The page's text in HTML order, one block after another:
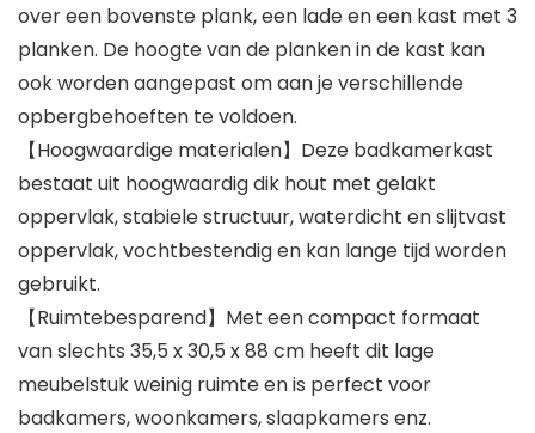
over een bovenste plank, een lade en een kast met 3
planken. De hoogte van de planken in de kast kan
ook worden aangepast om aan je verschillende
opbergbehoeften te voldoen.
【Hoogwaardige materialen】Deze badkamerkast
bestaat uit hoogwaardig dik hout met gelakt
oppervlak, stabiele structuur, waterdicht en slijtvast
oppervlak, vochtbestendig en kan lange tijd worden
gebruikt.
【Ruimtebesparend】Met een compact formaat
van slechts 35,5 x 30,5 x 88 cm heeft dit lage
meubelstuk weinig ruimte en is perfect voor
badkamers, woonkamers, slaapkamers enz.